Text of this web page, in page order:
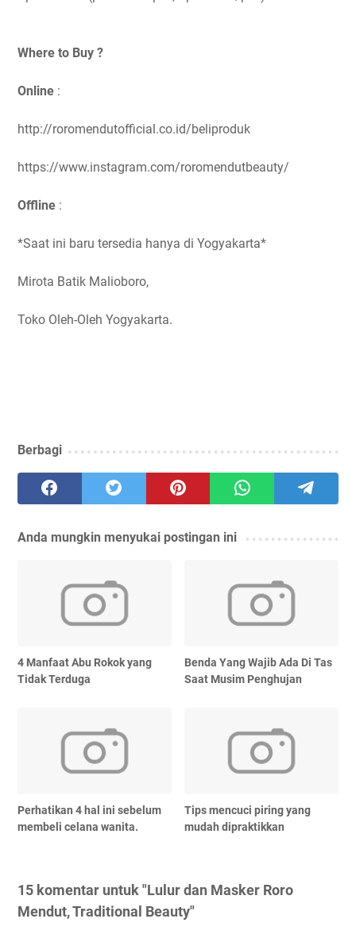
Where to Buy ?
Online :
http://roromendutofficial.co.id/beliproduk
https://www.instagram.com/roromendutbeauty/
Offline :
*Saat ini baru tersedia hanya di Yogyakarta*
Mirota Batik Malioboro,
Toko Oleh-Oleh Yogyakarta.
Berbagi
Anda mungkin menyukai postingan ini
4 Manfaat Abu Rokok yang
Tidak Terduga
Benda Yang Wajib Ada Di Tas
Saat Musim Penghujan
Perhatikan 4 hal ini sebelum
membeli celana wanita.
Tips mencuci piring yang
mudah dipraktikkan
15 komentar untuk "Lulur dan Masker Roro
Mendut, Traditional Beauty"